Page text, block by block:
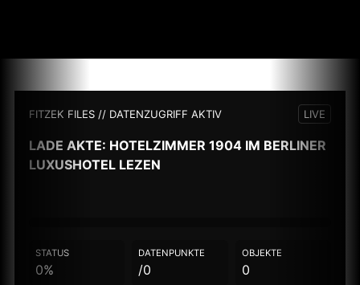
FITZEK FILES // DATENZUGRIFF AKTIV LIVE
LADE AKTE: HOTELZIMMER 1904 IM BERLINER
LUXUSHOTEL LEZEN
STATUS
0%
DATENPUNKTE
/0
OBJEKTE
0